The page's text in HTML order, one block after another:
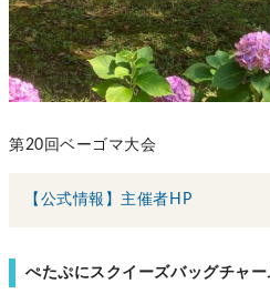
第20回ベーゴマ大会
【公式情報】主催者HP
ぺたぷにスクイーズバッグチャー